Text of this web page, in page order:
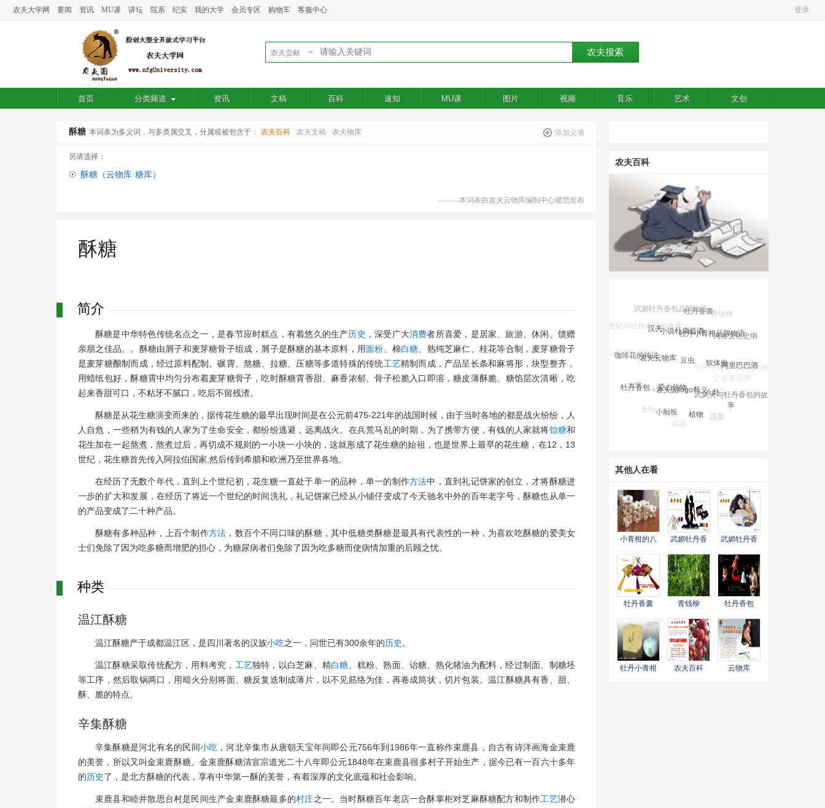
农夫大学网 要闻 资讯 MU课 讲坛 院系 纪实 我的大学 会员专区 购物车 客服中心 登录
首页 分类频道 资讯 文稿 百科 速知 MU课 图片 视频 音乐 艺术 文创
酥糖 本词条为多义词，与多类属交叉，分属或被包含于： 农夫百科 农夫文稿 农夫物库 添加义项
另请选择：
☉ 酥糖（云物库·糖库）
———本词条由农夫云物库编制中心规范发布
酥糖
简介
酥糖是中华特色传统名点之一，是春节应时糕点，有着悠久的生产历史 ，深受广大消费者所喜爱，是居家、旅游、休闲、馈赠
亲朋之佳品。。酥糖由屑子和麦芽糖骨子组成，屑子是酥糖的基本原料，用面粉 、棉白糖 、熟纯芝麻仁、桂花等合制，麦芽糖骨子
是麦芽糖酿制而成，经过原料配制、碾霄、熬糖、拉糖、压糖等多道特殊的传统工艺精制而成，产品呈长条和麻将形，块型整齐，
用蜡纸包好，酥糖霄中均匀分布着麦芽糖骨子，吃时酥糖霄香甜、麻香浓郁、骨子松脆入口即溶，糖皮薄酥脆、糖馅层次清晰，吃
起来香甜可口，不粘牙不腻口，吃后不留残渣。
酥糖是从花生糖演变而来的，据传花生糖的最早出现时间是在公元前475-221年的战国时候，由于当时各地的都是战火纷纷，人
人自危，一些稍为有钱的人家为了生命安全，都纷纷逃避，远离战火。在兵荒马乱的时期，为了携带方便，有钱的人家就将饴糖和
花生加在一起熬煮，熬煮过后，再切成不规则的一小块一小块的，这就形成了花生糖的始祖，也是世界上最早的花生糖，在12，13
世纪，花生糖首先传入阿拉伯国家,然后传到希腊和欧洲乃至世界各地。
在经历了无数个年代，直到上个世纪初，花生糖一直处于单一的品种，单一的制作方法中，直到礼记饼家的创立，才将酥糖进
一步的扩大和发展，在经历了将近一个世纪的时间洗礼，礼记饼家已经从小铺仔变成了今天驰名中外的百年老字号，酥糖也从单一
的产品变成了二十种产品。
酥糖有多种品种，上百个制作方法 ，数百个不同口味的酥糖，其中低糖类酥糖是最具有代表性的一种，为喜欢吃酥糖的爱美女
士们免除了因为吃多糖而增肥的担心，为糖尿病者们免除了因为吃多糖而使病情加重的后顾之忧。
种类
温江酥糖
温江酥糖产于成都温江区，是四川著名的汉族小吃之一，问世已有300余年的历史 。
温江酥糖采取传统配方，用料考究， 工艺独特，以白芝麻、精白糖 、糕粉、熟面、诒糖、熟化猪油为配料，经过制面、制糖坯
等工序，然后取锅两口，用暗火分别将面、糖反复迭制成薄片，以不见筋络为佳，再卷成筒状，切片包装。温江酥糖具有香、甜、
酥、脆的特点。
辛集酥糖
辛集酥糖是河北有名的民间小吃 ，河北辛集市从唐朝天宝年间即公元756年到1986年一直称作束鹿县，自古有诗洋画海金束鹿
的美誉，所以又叫金束鹿酥糖。金束鹿酥糖清宣宗道光二十八年即公元1848年在束鹿县很多村子开始生产，据今已有一百六十多年
的历史了，是北方酥糖的代表，享有中华第一酥的美誉，有着深厚的文化底蕴和社会影响。
束鹿县和睦井散思台村是民间生产金束鹿酥糖最多的村庄之一。当时酥糖百年老店一合酥掌柜对芝麻酥糖配方和制作工艺潜心
农夫百科
牡丹香囊
小说杜康造酒牡丹小青柑品牌物语
河洛文化史纲
豆虫
牡丹小青柑与五脏六腑
之健康调理
农夫国logo释义
武则天与牡丹香包的故
事树木
食物
植物
女人
学校
疾病
其他人在看
小青柑的八
武媚牡丹香
武媚牡丹香
牡丹香囊 青钱柳 牡丹香包
牡丹小青柑 农夫百科 云物库